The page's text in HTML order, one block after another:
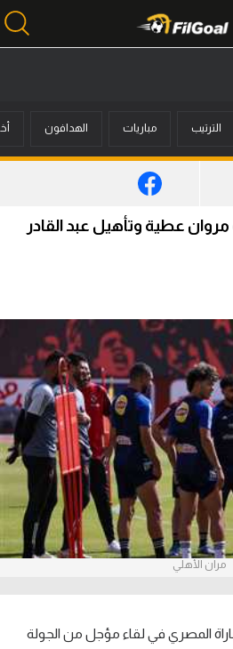
الترتيب مباريات الهدافون
عطية وتأهيل عبد القادر
مران الأهلي
المصري في لقاء مؤجل من الجولة